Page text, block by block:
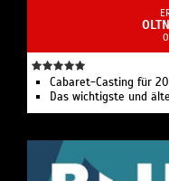
Cabaret-Casting für
Das wichtigste und